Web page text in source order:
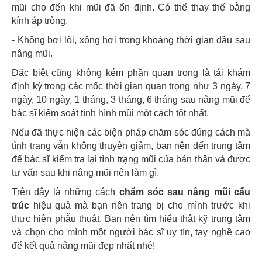
mũi cho đến khi mũi đã ổn định. Có thể thay thế bằng
kính áp tròng.
- Không bơi lội, xông hơi trong khoảng thời gian đầu sau
nâng mũi.
Đặc biệt cũng không kém phần quan trọng là tái khám
định kỳ trong các mốc thời gian quan trọng như 3 ngày, 7
ngày, 10 ngày, 1 tháng, 3 tháng, 6 tháng sau nâng mũi để
bác sĩ kiểm soát tình hình mũi một cách tốt nhất.
Nếu đã thực hiện các biện pháp chăm sóc đúng cách mà
tình trạng vẫn không thuyên giảm, bạn nên đến trung tâm
để bác sĩ kiểm tra lại tình trạng mũi của bản thân và được
tư vấn sau khi nâng mũi nên làm gì.
Trên đây là những cách chăm sóc sau nâng mũi cấu
trúc hiệu quả mà bạn nên trang bị cho mình trước khi
thực hiện phẫu thuật. Bạn nên tìm hiểu thật kỹ trung tâm
và chọn cho mình một người bác sĩ uy tín, tay nghề cao
để kết quả nâng mũi đẹp nhất nhé!